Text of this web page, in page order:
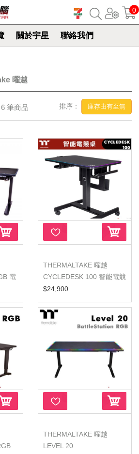
關於宇星 聯絡我們
0
曜越
筆商品 排序： 庫存由有至無
電
THERMALTAKE 曜越
CYCLEDESK 100 智能電競
桌 單車電競
$24,900
THERMALTAKE 曜越
LEVEL 20